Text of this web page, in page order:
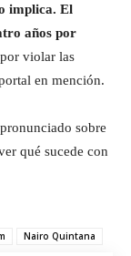
implica. El
años por
violar las
en mención.
sobre
qué sucede con
Nairo Quintana